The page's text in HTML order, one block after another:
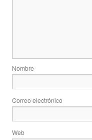
Nombre
Correo electrónico
Web